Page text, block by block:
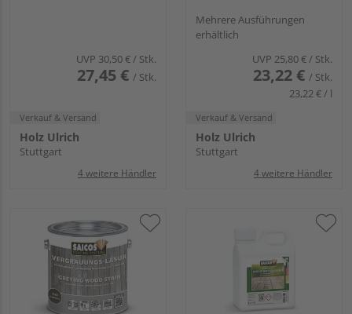
UVP 30,50 €/ Stk.
27,45 € / Stk.
Verkauf & Versand
Holz Ulrich
Stuttgart
4 weitere Händler
Mehrere Ausführungen
erhältlich
UVP 25,80 €/ Stk.
23,22 € / Stk.
23,22 € / l
Verkauf & Versand
Holz Ulrich
Stuttgart
4 weitere Händler